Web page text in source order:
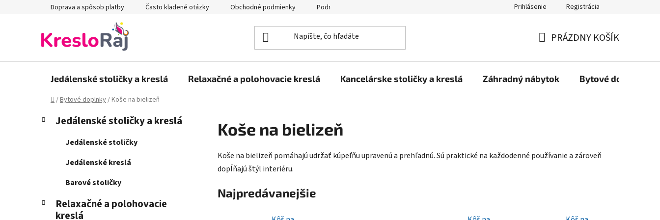
Doprava a spôsob platby Často kladené otázky Obchodné podmienky Podmienky ochrany osobných údajov Reklamačný poriadok, Záručné podmienky Reklamačný formulár
Prihlásenie Registrácia
KOŠÍK
PRÁZDNY KOŠÍK
Jedálenské stoličky a kreslá Relaxačné a polohovacie kreslá Kancelárske stoličky a kreslá Záhradný nábytok Bytové doplnky
Domov
/Bytové doplnky/Koše na bielizeň
B
n
Preskočiť
kategórie
K
a
e
Jedálenské stoličky a kreslá
Jedálenské stoličky
Jedálenské kreslá
Barové stoličky
Relaxačné a polohovacie
kreslá
Koše na bielizeň
Koše na bielizeň pomáhajú udržať kúpeľňu upravenú a prehľadnú. Sú praktické na každodenné používanie a zároveň
dopĺňajú štýl interiéru.
Najpredávanejšie